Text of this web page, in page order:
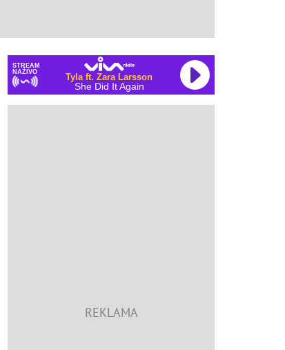
STREAM
NAŽIVO
Tyla ft. Zara Larsson
She Did It Again